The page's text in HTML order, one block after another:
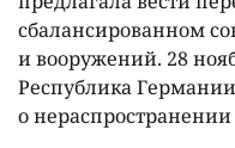
сбалансированном
и вооружений. 28
Республика
о